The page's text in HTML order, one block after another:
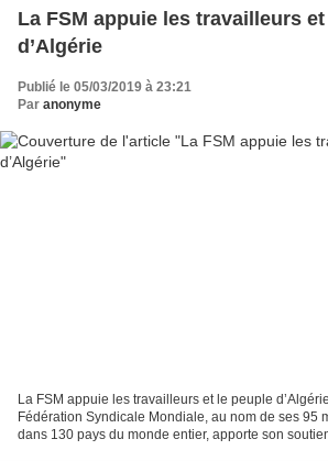
La FSM appuie les travailleurs
d’Algérie
Publié le 05/03/2019 à 23:21
Par anonyme
La FSM appuie les travailleurs et le peuple
Fédération Syndicale Mondiale, au nom de ses 95
dans 130 pays du monde entier, apporte son